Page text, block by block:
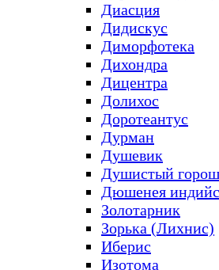
Диасция
Дидискус
Диморфотека
Дихондра
Дицентра
Долихос
Доротеантус
Дурман
Душевик
Душистый
Дюшенея
Золотарник
Зорька (Лихнис)
Иберис
Изотома